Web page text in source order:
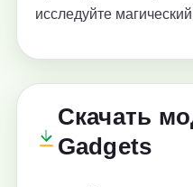
исследуйте
Скачать
Gadgets